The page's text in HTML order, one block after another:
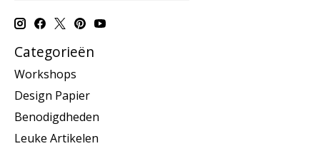
Categorieën
Workshops
Design Papier
Benodigdheden
Leuke Artikelen